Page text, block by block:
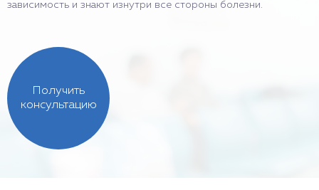
зависимость и знают изнутри все стороны болезни.
Получить
консультацию